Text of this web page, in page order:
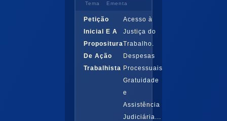
Tema Ementa
Petição
Inicial E A
Propositura
De Ação
Trabalhista
Acesso à
Justiça do
Trabalho.
Despesas
Processuais.
Gratuidade
e
Assistência
Judiciária...